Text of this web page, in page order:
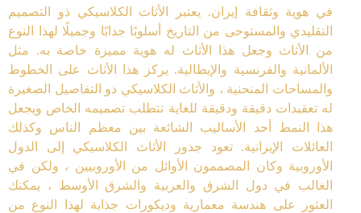
في هوية وثقافة إيران. يعتبر الأثاث الكلاسيكي ذو التصميم
التقليدي والمستوحى من التاريخ أسلوبًا جذابًا وجميلًا لهذا النوع
من الأثاث وجعل هذا الأثاث له هوية مميزة خاصة به. مثل
الألمانية والفرنسية والإيطالية. يركز هذا الأثاث على الخطوط
والمساحات المنحنية ، والأثاث الكلاسيكي ذو التفاصيل الصغيرة
له تعقيدات دقيقة ودقيقة للغاية تتطلب تصميمه الخاص ويجعل
هذا النمط أحد الأساليب الشائعة بين معظم الناس وكذلك
العائلات الإيرانية. تعود جذور الأثاث الكلاسيكي إلى الدول
الأوروبية وكان المصممون الأوائل من الأوروبيين ، ولكن في
الغالب في دول الشرق والعربية والشرق الأوسط ، يمكنك
العثور على هندسة معمارية وديكورات جذابة لهذا النوع من